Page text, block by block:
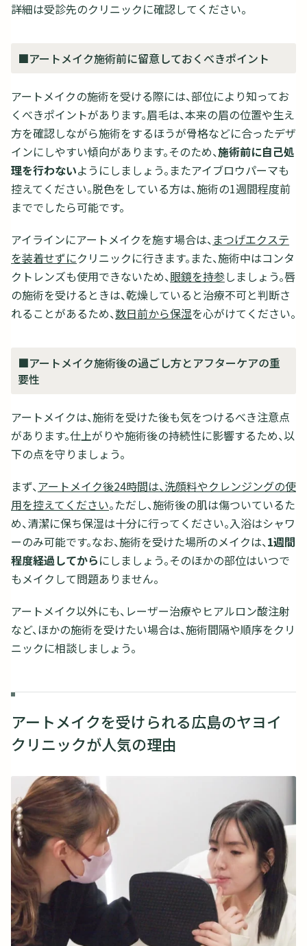
詳細は受診先のクリニックに確認してください。
■アートメイク施術前に留意しておくべきポイント
アートメイクの施術を受ける際には、部位により知ってお
くべきポイントがあります。眉毛は、本来の眉の位置や生え
方を確認しながら施術をするほうが骨格などに合ったデザ
インにしやすい傾向があります。そのため、施術前に自己処
理を行わないようにしましょう。またアイブロウパーマも
控えてください。脱色をしている方は、施術の1週間程度前
まででしたら可能です。
アイラインにアートメイクを施す場合は、 まつげエクステ
を装着せずにクリニックに行きます。また、施術中はコンタ
クトレンズも使用できないため、眼鏡を持参しましょう。唇
の施術を受けるときは、乾燥していると治療不可と判断さ
れることがあるため、数日前から保湿を心がけてください。
■アートメイク施術後の過ごし方とアフターケアの重
要性
アートメイクは、施術を受けた後も気をつけるべき注意点
があります。仕上がりや施術後の持続性に影響するため、以
下の点を守りましょう。
まず、アートメイク後24時間は、洗顔料やクレンジングの使
用を控えてください。ただし、施術後の肌は傷ついているた
め、清潔に保ち保湿は十分に行ってください。入浴はシャワ
ーのみ可能です。なお、施術を受けた場所のメイクは、1週間
程度経過してからにしましょう。そのほかの部位はいつで
もメイクして問題ありません。
アートメイク以外にも、レーザー治療やヒアルロン酸注射
など、ほかの施術を受けたい場合は、施術間隔や順序をクリ
ニックに相談しましょう。
アートメイクを受けられる広島のヤヨイ
クリニックが人気の理由